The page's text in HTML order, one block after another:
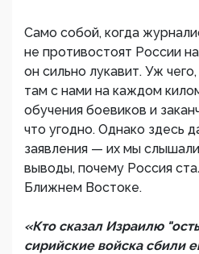
Само собой, когда
не противостоят России
он сильно лукавит. Уж
там с нами на каждом
обучения боевиков и
что угодно. Однако здесь
заявления — их мы
выводы, почему Россия
Ближнем Востоке.
«Кто сказал Израилю
сирийские войска сбили